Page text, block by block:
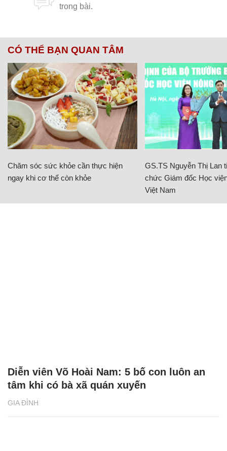
CÓ THỂ BẠN QUAN TÂM
Chăm sóc sức khỏe cần thực hiện
ngay khi cơ thể còn khỏe
GS.TS Nguyễn Thị Lan
chức Giám đốc Học
Việt Nam
GIA ĐÌNH
Diễn viên Võ Hoài Nam: 5 bố con luôn an
tâm khi có bà xã quán xuyến